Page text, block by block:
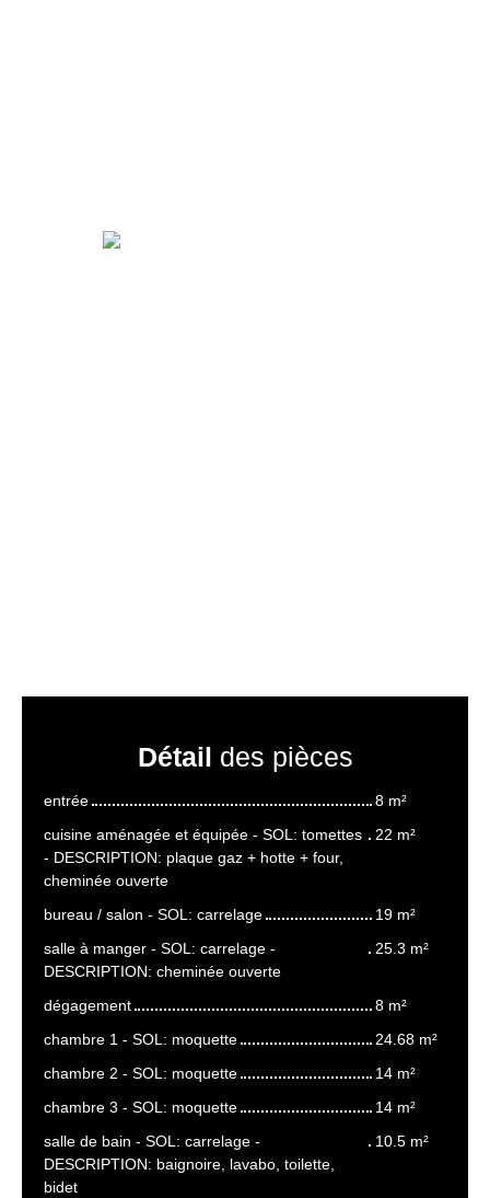
Détail des pièces
entrée
8 m²
cuisine aménagée et équipée - SOL: tomettes
- DESCRIPTION: plaque gaz + hotte + four,
cheminée ouverte
22 m²
bureau / salon - SOL: carrelage
19 m²
salle à manger - SOL: carrelage -
DESCRIPTION: cheminée ouverte
25.3 m²
dégagement
8 m²
chambre 1 - SOL: moquette
24.68 m²
chambre 2 - SOL: moquette
14 m²
chambre 3 - SOL: moquette
14 m²
salle de bain - SOL: carrelage -
DESCRIPTION: baignoire, lavabo, toilette,
bidet
10.5 m²